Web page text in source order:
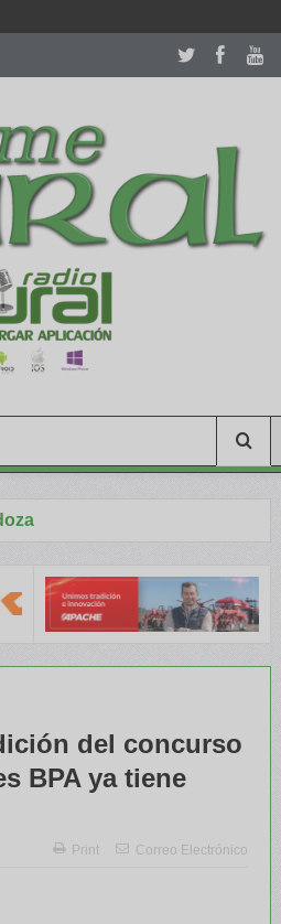
in usa recognized command with
welcome to our
perfectwatches.is
with professional customer
https://reallydiamond.com/
del concurso
BPA ya tiene
Print Correo Electrónico